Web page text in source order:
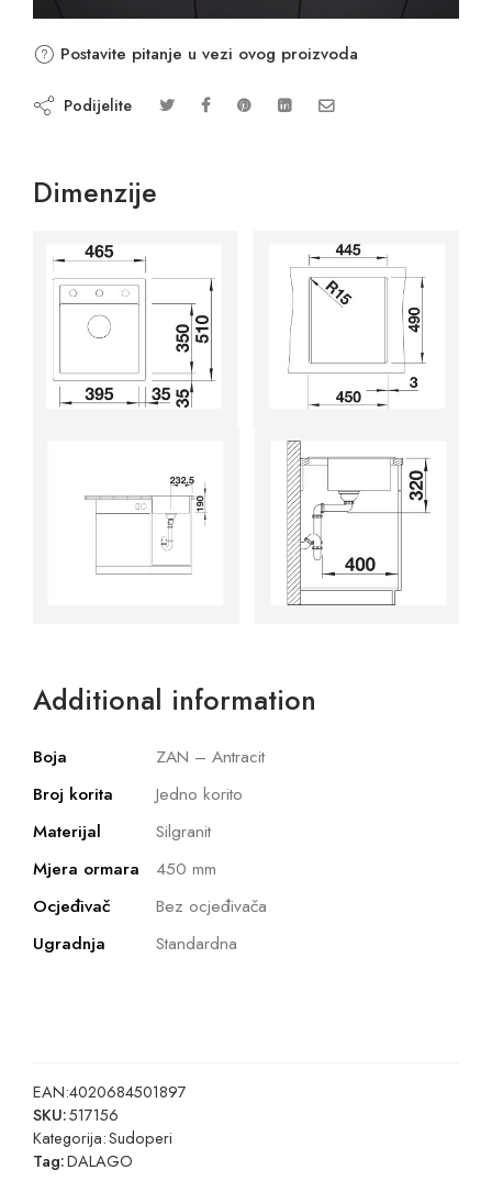
Postavite pitanje u vezi ovog proizvoda
Podijelite
Dimenzije
Additional information
Boja
ZAN – Antracit
Broj korita
Jedno korito
Materijal
Silgranit
Mjera ormara
450 mm
Ocjeđivač
Bez ocjeđivača
Ugradnja
Standardna
EAN:4020684501897
SKU:517156
Kategorija:Sudoperi
Tag:DALAGO